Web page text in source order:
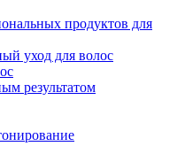
продуктов для
уход для волос
результатом